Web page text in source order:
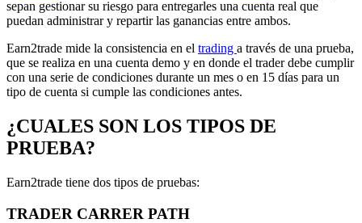
sepan gestionar su riesgo para entregarles una cuenta real que
puedan administrar y repartir las ganancias entre ambos.
Earn2trade mide la consistencia en el trading a través de una prueba,
que se realiza en una cuenta demo y en donde el trader debe cumplir
con una serie de condiciones durante un mes o en 15 días para un
tipo de cuenta si cumple las condiciones antes.
¿CUALES SON LOS TIPOS DE
PRUEBA?
Earn2trade tiene dos tipos de pruebas:
TRADER CARRER PATH